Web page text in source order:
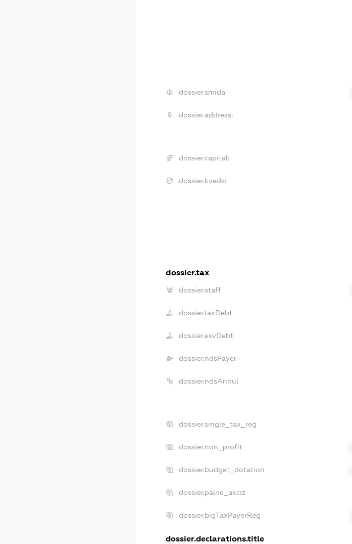
dossier.smida:
dossier.address:
dossier.capital:
dossier.kveds:
dossier.tax
dossier.staff
dossier.taxDebt
dossier.esvDebt
dossier.ndsPayer
dossier.ndsAnnul
dossier.single_tax_reg
dossier.non_profit
dossier.budget_dotation
dossier.palne_akciz
dossier.bigTaxPayerReg
dossier.declarations.title